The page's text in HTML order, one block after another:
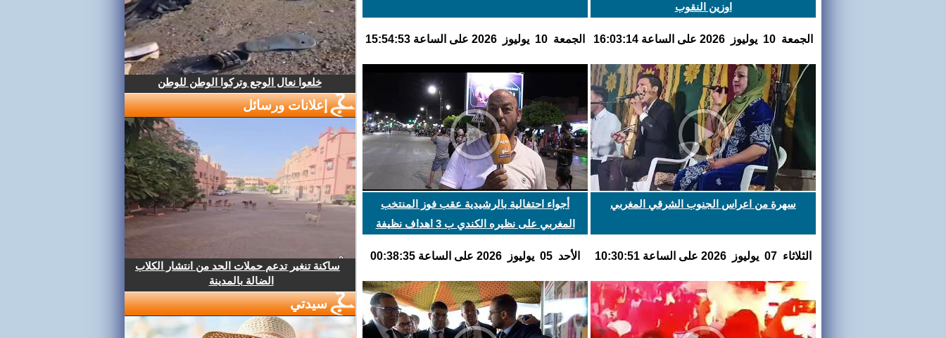
اوزين النقوب
الجمعة 10 يوليوز 2026 على الساعة 16:03:14 الجمعة 10 يوليوز 2026 على الساعة 15:54:53
سهرة من اعراس الجنوب الشرقي المغربي
الثلاثاء 07 يوليوز 2026 على الساعة 10:30:51
أجواء احتفالية بالرشيدية عقب فوز المنتخب
المغربي على نظيره الكندي ب 3 اهداف نظيفة
اﻷحد 05 يوليوز 2026 على الساعة 00:38:35
خلعوا نعال الوجع وتركوا الوطن للوطن
إعلانات ورسائل
ساكنة تنغير تدعم حملات الحد من انتشار الكلاب
الضالة بالمدينة
سيدتي